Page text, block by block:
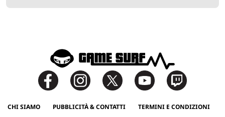
CHI SIAMO PUBBLICITÀ & CONTATTI TERMINI E CONDIZIONI